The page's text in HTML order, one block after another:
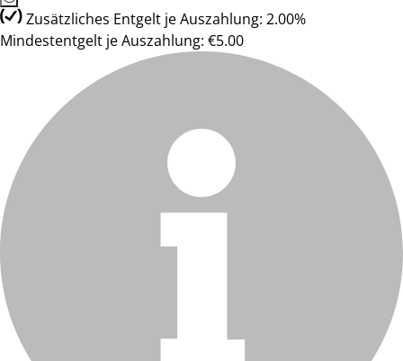
Zusätzliches Entgelt je Auszahlung: 2.00%
Mindestentgelt je Auszahlung: €5.00